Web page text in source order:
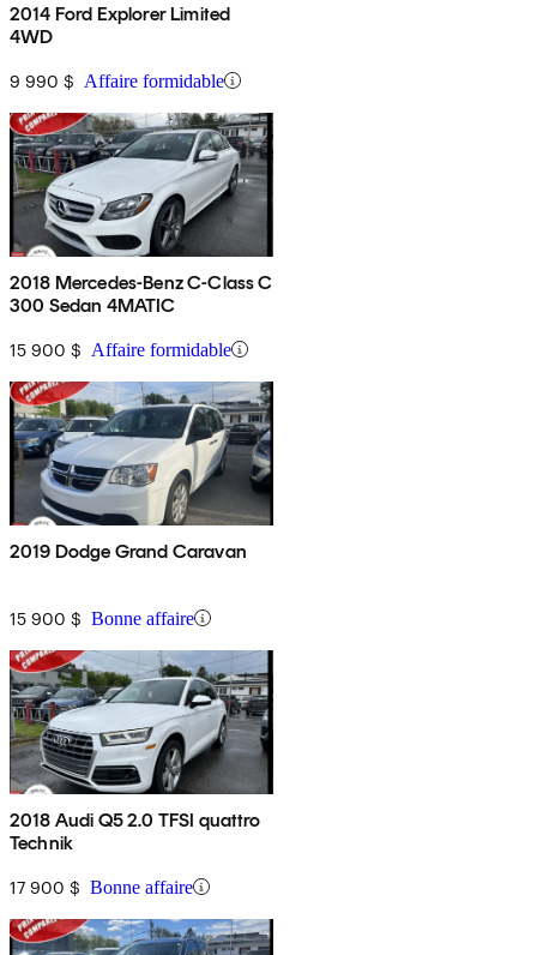
2014 Ford Explorer Limited
4WD
9 990 $ Affaire formidable
2018 Mercedes-Benz C-Class C
300 Sedan 4MATIC
15 900 $ Affaire formidable
2019 Dodge Grand Caravan
15 900 $ Bonne affaire
2018 Audi Q5 2.0 TFSI quattro
Technik
17 900 $ Bonne affaire